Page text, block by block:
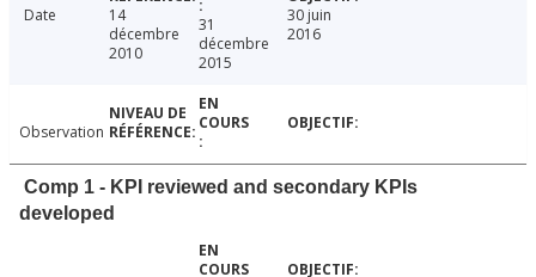
Date
14
décembre
2010
31
décembre
2015
30 juin
2016
Observation
Comp 1 - KPI reviewed and secondary KPIs
developed